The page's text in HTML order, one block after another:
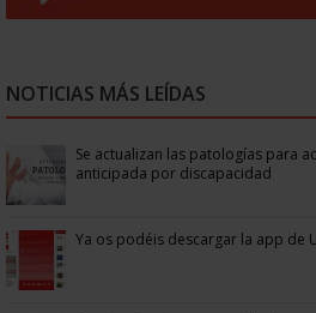
NOTICIAS MÁS LEÍDAS
Se actualizan las patologías para
anticipada por discapacidad
Ya os podéis descargar la app de